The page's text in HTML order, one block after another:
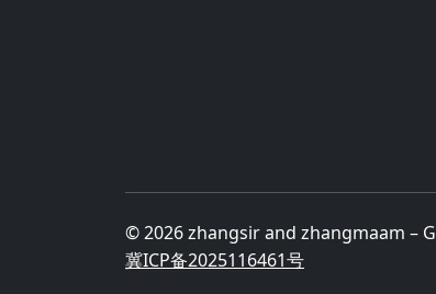
© 2026 zhangsir and zhangmaam –
冀ICP备2025116461号